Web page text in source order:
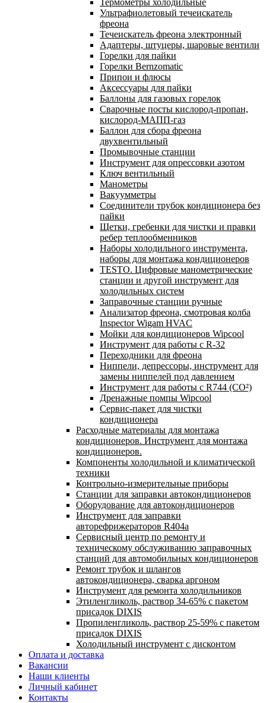
Термометры холодильные
Ультрафиолетовый течеискатель
фреона
Течеискатель фреона электронный
Адаптеры, штуцеры, шаровые вентили
Горелки для пайки
Горелки Bernzomatic
Припои и флюсы
Аксессуары для пайки
Баллоны для газовых горелок
Сварочные посты кислород-пропан,
кислород-МАПП-газ
Баллон для сбора фреона
двухвентильный
Промывочные станции
Инструмент для опрессовки азотом
Ключ вентильный
Манометры
Вакуумметры
Соединители трубок кондиционера без
пайки
Щетки, гребенки для чистки и правки
ребер теплообменников
Наборы холодильного инструмента,
наборы для монтажа кондиционеров
TESTO. Цифровые манометрические
станции и другой инструмент для
холодильных систем
Заправочные станции ручные
Анализатор фреона, смотровая колба
Inspector Wigam HVAC
Мойки для кондиционеров Wipcool
Инструмент для работы с R-32
Переходники для фреона
Ниппели, депрессоры, инструмент для
замены ниппелей под давлением
Инструмент для работы с R744 (CO²)
Дренажные помпы Wipcool
Сервис-пакет для чистки
кондиционера
Расходные материалы для монтажа
кондиционеров. Инструмент для монтажа
кондиционеров.
Компоненты холодильной и климатической
техники
Контрольно-измерительные приборы
Станции для заправки автокондиционеров
Оборудование для автокондиционеров
Инструмент для заправки
авторефрижераторов R404a
Сервисный центр по ремонту и
техническому обслуживанию заправочных
станций для автомобильных кондиционеров
Ремонт трубок и шлангов
автокондиционера, сварка аргоном
Инструмент для ремонта холодильников
Этиленгликоль, раствор 34-65% с пакетом
присадок DIXIS
Пропиленгликоль, раствор 25-59% с пакетом
присадок DIXIS
Холодильный инструмент с дисконтом
Оплата и доставка
Вакансии
Наши клиенты
Личный кабинет
Контакты